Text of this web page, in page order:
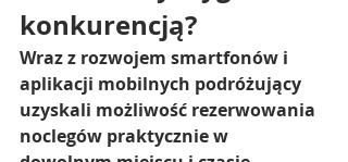
konkurencją?
Wraz z rozwojem smartfonów i
aplikacji mobilnych podróżujący
uzyskali możliwość rezerwowania
noclegów praktycznie w